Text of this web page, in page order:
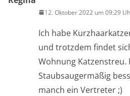
12. Oktober 2022 um 09:29
Ich habe
und trotzdem findet
Wohnung
Staubsaugermäßig
manch ein Vertreter ;)